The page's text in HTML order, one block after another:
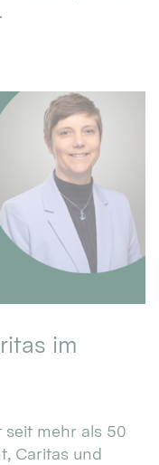
im
seit mehr als 50
Caritas und